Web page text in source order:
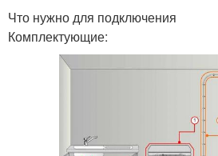
Что нужно для подключения
Комплектующие: